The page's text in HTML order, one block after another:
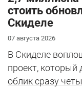
стоить
Скиделе
07 августа 2026
В Скиделе
проект, который
облик сразу